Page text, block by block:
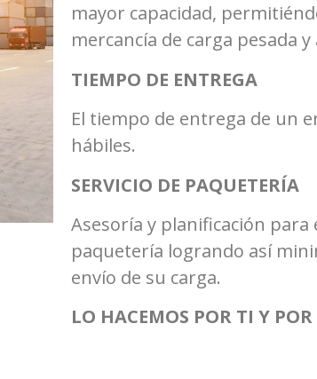
mayor capacidad,
mercancía de carga pesada
TIEMPO DE ENTREGA
El tiempo de entrega de un
hábiles.
SERVICIO DE PAQUETERÍA
Asesoría y planificación
paquetería logrando así
envío de su carga.
LO HACEMOS POR TI Y